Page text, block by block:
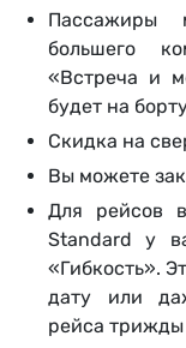
Пассажиры
большего
«Встреча и
будет на
Скидка на
Вы можете
Для рейсов
Standard у
«Гибкость».
дату или
рейса трижды